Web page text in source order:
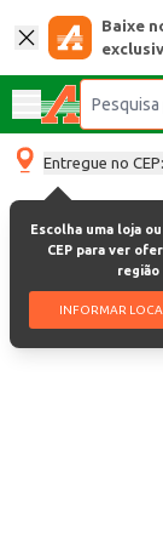
Baixe
Entregue no CEP:
Escolha uma loja
CEP para ver
região
INFORMAR